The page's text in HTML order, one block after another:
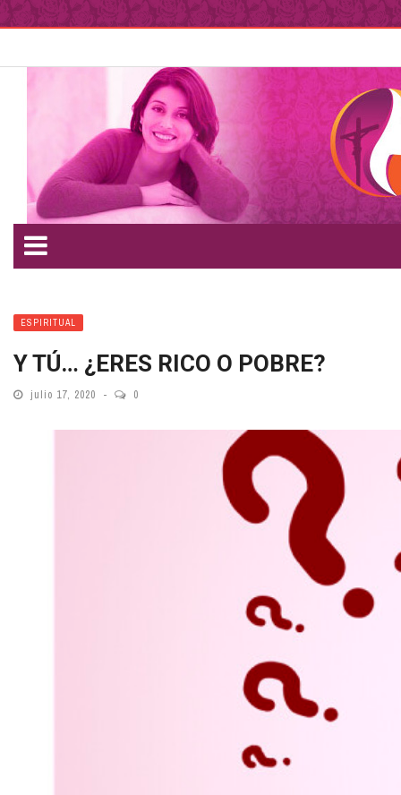
ESPIRITUAL
Y TÚ… ¿ERES RICO O POBRE?
julio 17, 2020 0